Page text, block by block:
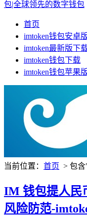
首页
imtoken钱包安卓
imtoken最新版下
imtoken钱包下载
imtoken钱包苹果
当前位置： 首页 > 包
IM 钱包提人民
风险防范-